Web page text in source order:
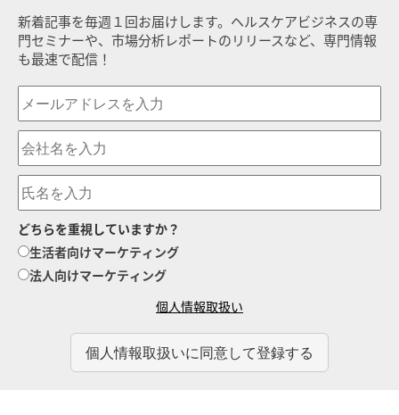
新着記事を毎週１回お届けします。ヘルスケアビジネスの専
門セミナーや、市場分析レポートのリリースなど、専門情報
も最速で配信！
どちらを重視していますか？
生活者向けマーケティング
法人向けマーケティング
個人情報取扱い